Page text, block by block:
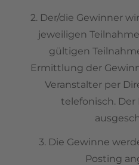
2. Der/die Gewinner
jeweiligen
gültigen
Ermittlung der
Veranstalter per
telefonisch.
3. Die Gewinne
Posting